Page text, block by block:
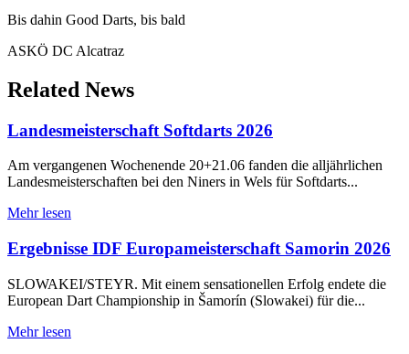
Bis dahin Good Darts, bis bald
ASKÖ DC Alcatraz
Related News
Landesmeisterschaft Softdarts 2026
Am vergangenen Wochenende 20+21.06 fanden die alljährlichen
Landesmeisterschaften bei den Niners in Wels für Softdarts...
Mehr lesen
Ergebnisse IDF Europameisterschaft Samorin 2026
SLOWAKEI/STEYR. Mit einem sensationellen Erfolg endete die
European Dart Championship in Šamorín (Slowakei) für die...
Mehr lesen